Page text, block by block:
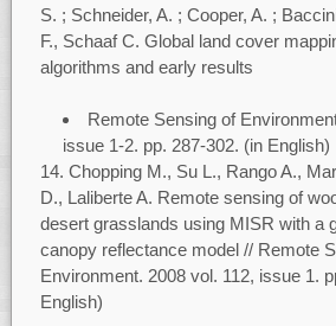
S. ; Schneider, A. ; Cooper, A. ;
F., Schaaf C. Global land cover
algorithms and early results
Remote Sensing of
issue 1-2. pp. 287-302. (in English)
14. Chopping M., Su L., Rango A.,
D., Laliberte A. Remote sensing of
desert grasslands using MISR with a
canopy reflectance model // Remote
Environment. 2008 vol. 112, issue 1.
English)